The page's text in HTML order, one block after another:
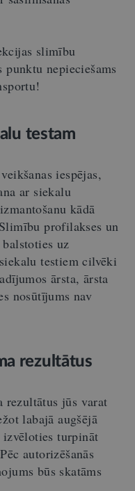
slimību
punktu nepieciešams
testam
iespējas,
ar siekalu
kādā
profilakses un
uz
testiem cilvēki
ārsta, ārsta
nosūtījums nav
rezultātus
jūs varat
labajā augšējā
turpināt
autorizēšanās
būs skatāms